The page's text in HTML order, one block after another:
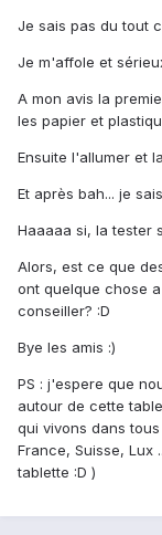
Je sais pas du tout
Je m'affole et
A mon avis la
les papier et
Ensuite l'allumer et
Et après bah... je
Haaaaa si, la tester
Alors, est ce que
ont quelque chose
conseiller? :D
Bye les amis :)
PS : j'espere que
autour de cette
qui vivons dans
France, Suisse, Lux
tablette :D )